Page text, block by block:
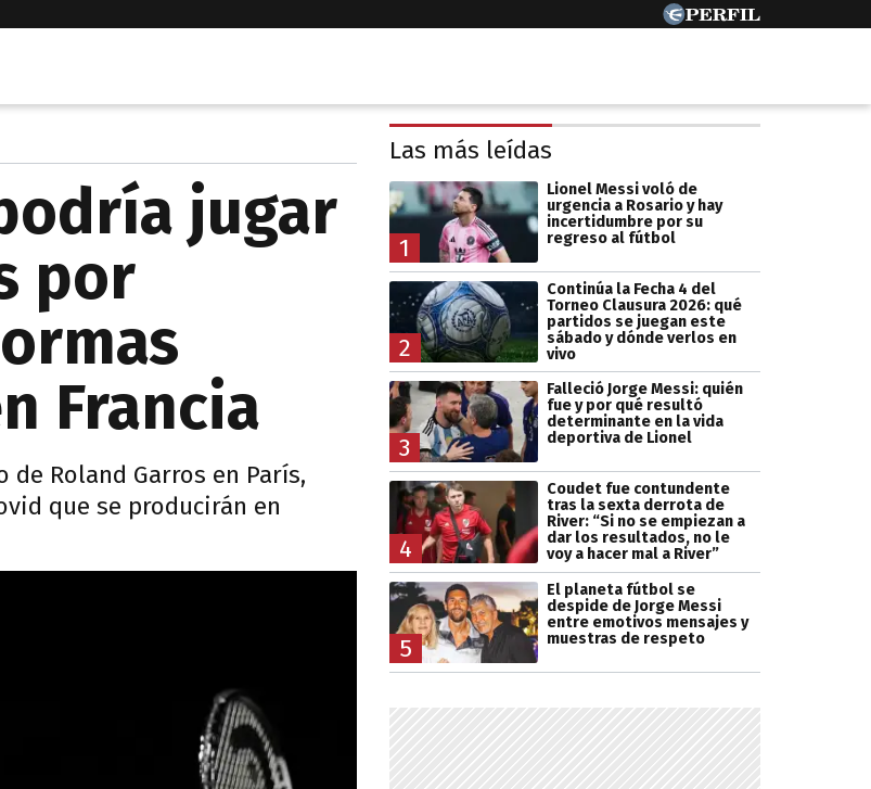
jugar
por
Francia
Roland Garros en París,
que se producirán en
Las más leídas
1
Lionel Messi voló de
urgencia a Rosario y hay
incertidumbre por su
regreso al fútbol
2
Continúa la Fecha 4 del
Torneo Clausura 2026: qué
partidos se juegan este
sábado y dónde verlos en
vivo
3
Falleció Jorge Messi: quién
fue y por qué resultó
determinante en la vida
deportiva de Lionel
4
Coudet fue contundente
tras la sexta derrota de
River: “Si no se empiezan a
dar los resultados, no le
voy a hacer mal a River”
5
El planeta fútbol se
despide de Jorge Messi
entre emotivos mensajes y
muestras de respeto